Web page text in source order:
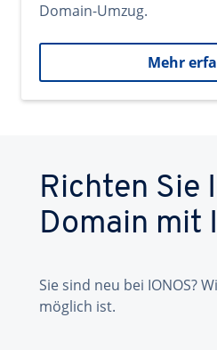
Domain-Umzug.
Mehr
Richten Sie
Domain mit
Sie sind neu bei IONOS?
möglich ist.